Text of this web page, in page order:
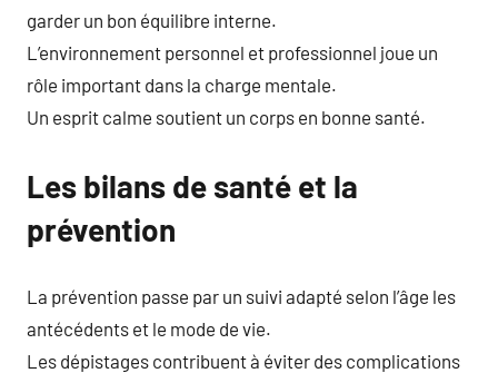
garder un bon équilibre interne.
L’environnement personnel et professionnel joue un
rôle important dans la charge mentale.
Un esprit calme soutient un corps en bonne santé.
Les bilans de santé et la
prévention
La prévention passe par un suivi adapté selon l’âge les
antécédents et le mode de vie.
Les dépistages contribuent à éviter des complications